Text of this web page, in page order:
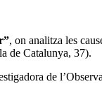
, on analitza les
de Catalunya, 37).
de